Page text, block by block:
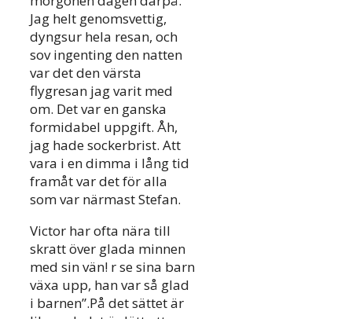
Jag helt genomsvettig,
dyngsur hela resan, och
sov ingenting den natten
var det den värsta
flygresan jag varit med
om. Det var en ganska
formidabel uppgift. Åh,
jag hade sockerbrist. Att
vara i en dimma i lång tid
framåt var det för alla
som var närmast Stefan.
Victor har ofta nära till
skratt över glada minnen
med sin vän! r se sina barn
växa upp, han var så glad
i barnen”.På det sättet är